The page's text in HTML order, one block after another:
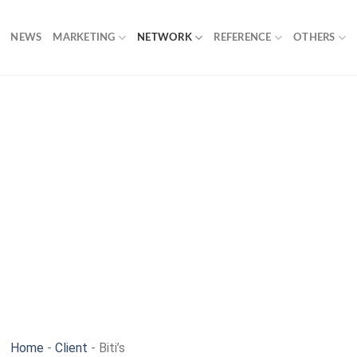
NEWS MARKETING NETWORK REFERENCE OTHERS
Home -Client - Biti’s